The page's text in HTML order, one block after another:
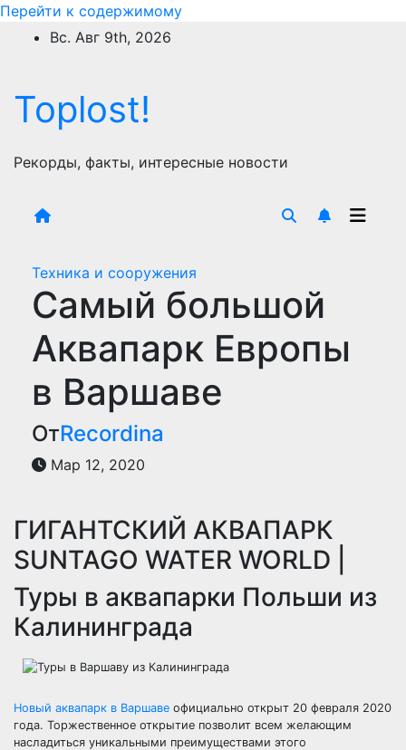
Перейти к содержимому
Вс. Авг 9th, 2026
Toplost!
Рекорды, факты, интересные новости
Техника и сооружения
Самый большой
Аквапарк Европы
в Варшаве
ОтRecordina
Мар 12, 2020
ГИГАНТСКИЙ АКВАПАРК
SUNTAGO WATER WORLD |
Туры в аквапарки Польши из
Калининграда
Новый аквапарк в Варшаве официально открыт 20 февраля 2020
года. Торжественное открытие позволит всем желающим
насладиться уникальными преимуществами этого